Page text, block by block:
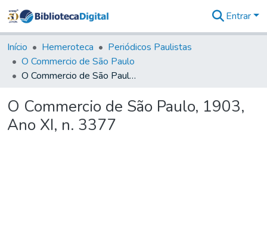
&
Coleções
Tudo na
Biblioteca
Estatísticas
Entrar
Início Hemeroteca
Periódicos Paulistas
O Commercio de São Paulo
O Commercio de São Paulo, 1903, Ano XI, n. 3377
O Commercio de São Paulo, 1903,
Ano XI, n. 3377